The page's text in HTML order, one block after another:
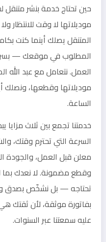
حين تحتاج خدمة بنشر متنقل
موديلاتها لا وقت للانتظار
المتنقل يصلك أينما كنت
المطلوب في موقعك —
العمل. نتعامل مع عبد الله
موديلاتها وقطعها، ونصلك
الساعة.
خدمتنا تجمع بين ثلاث
السرعة التي تحترم وقتك،
معلن قبل العمل، والجودة
وقطع مضمونة. لا نعدك بما
تحتاجه — بل نشخّص بصدق
بفاتورة موثقة، لأن ثقتك
عليه سمعتنا عبر السنوات.